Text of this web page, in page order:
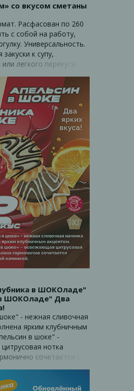
со вкусом сметаны
Расфасован по 260
с собой на работу,
Универсальность.
к супу,
легкого перекуса.
выбор для
в ШОКОладе"
ШОКОладе" Два
- нежная сливочная
ярким клубничным
в шоке" -
нотка
сочетается с